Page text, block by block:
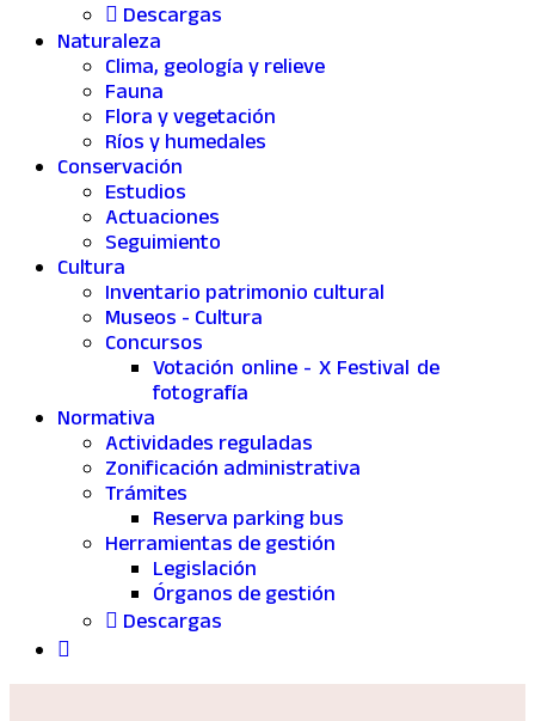
Descargas
Naturaleza
Clima, geología y relieve
Fauna
Flora y vegetación
Ríos y humedales
Conservación
Estudios
Actuaciones
Seguimiento
Cultura
Inventario patrimonio cultural
Museos - Cultura
Concursos
Votación online - X Festival de
fotografía
Normativa
Actividades reguladas
Zonificación administrativa
Trámites
Reserva parking bus
Herramientas de gestión
Legislación
Órganos de gestión
Descargas